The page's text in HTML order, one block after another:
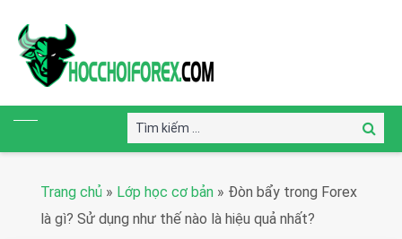
Tìm
kiếm:
Tìm
kiếm
Trang chủ » Lớp học cơ bản » Đòn bẩy trong Forex
là gì? Sử dụng như thế nào là hiệu quả nhất?